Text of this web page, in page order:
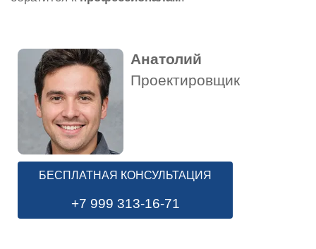
Анатолий
Проектировщик
БЕСПЛАТНАЯ КОНСУЛЬТАЦИЯ
+7 999 313-16-71